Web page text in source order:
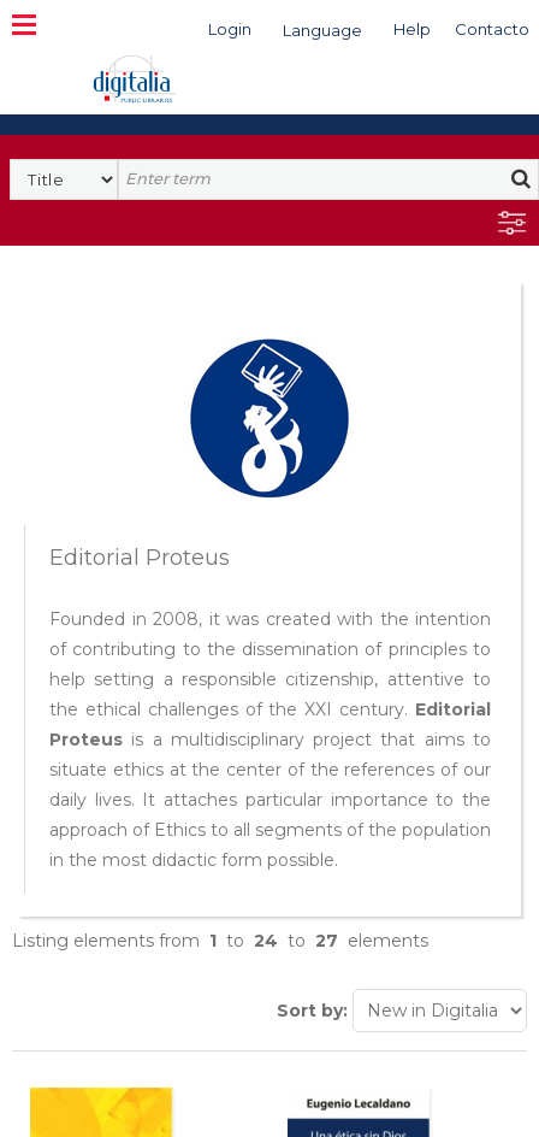
Login Language Help Contacto
Search
Editorial Proteus
Founded in 2008, it was created with the intention
of contributing to the dissemination of principles to
help setting a responsible citizenship, attentive to
the ethical challenges of the XXI century. Editorial
Proteus is a multidisciplinary project that aims to
situate ethics at the center of the references of our
daily lives. It attaches particular importance to the
approach of Ethics to all segments of the population
in the most didactic form possible.
Listing elements from 1 to 24 to 27 elements
Sort by: